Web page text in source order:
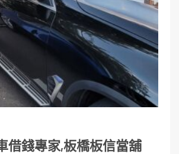
借錢專家,板橋板信當舖